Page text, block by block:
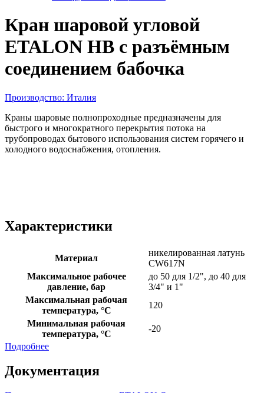
Кран шаровой угловой
ETALON НВ с разъёмным
соединением бабочка
Производство: Италия
Краны шаровые полнопроходные предназначены для
быстрого и многократного перекрытия потока на
трубопроводах бытового использования систем горячего и
холодного водоснабжения, отопления.
Характеристики
Материал
никелированная латунь
CW617N
Максимальное рабочее
давление, бар
до 50 для 1/2", до 40 для
3/4" и 1"
Максимальная рабочая
температура, °С
120
Минимальная рабочая
температура, °C
-20
Подробнее
Документация